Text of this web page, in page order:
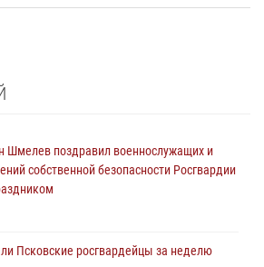
Шмелев поздравил военнослужащих и
собственной безопасности Росгвардии
Псковские росгвардейцы за неделю